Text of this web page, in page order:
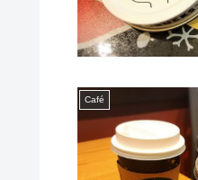
Café